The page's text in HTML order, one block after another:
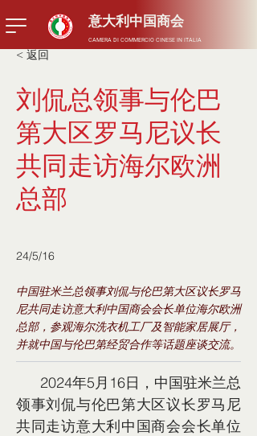
​意大利中国商会
CAMERA DI COMMERCIO CINESE IN ITALIA
< 返回
刘侃总领事与伦巴
第大区罗马尼议长
共同走访海尔欧洲
总部
24/5/16
中国驻米兰总领事刘侃与伦巴第大区议长罗马
尼共同走访意大利中国商会会长单位海尔欧洲
总部，参观海尔洗衣机工厂及智能家居展厅，
并就中国与伦巴第经贸合作等话题座谈交流。
领事刘侃与伦巴第大区议长罗马尼
共同走访意大利中国商会会长单位